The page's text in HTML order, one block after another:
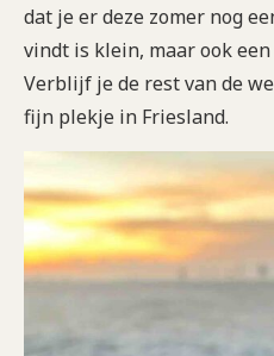
dat je er deze zomer nog
vindt is klein, maar ook
Verblijf je de rest van de
fijn plekje in Friesland.